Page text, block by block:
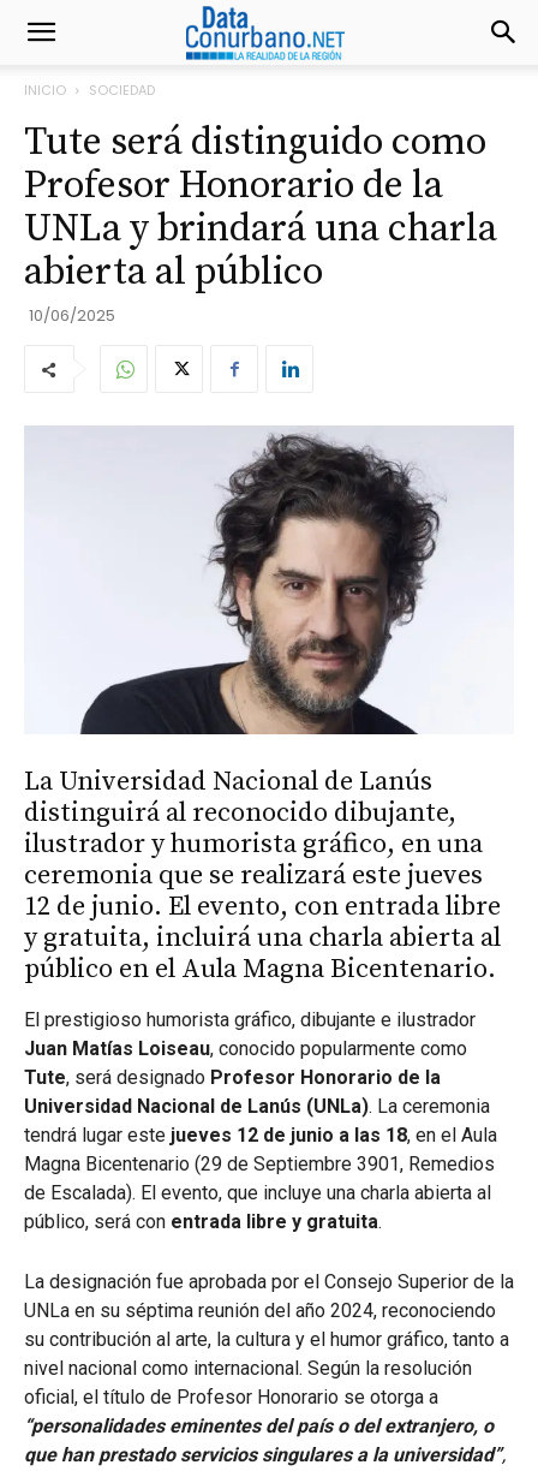
INICIO SOCIEDAD
Tute será distinguido como
Profesor Honorario de la
UNLa y brindará una charla
abierta al público
10/06/2025
La Universidad Nacional de Lanús
distinguirá al reconocido dibujante,
ilustrador y humorista gráfico, en una
ceremonia que se realizará este jueves
12 de junio. El evento, con entrada libre
y gratuita, incluirá una charla abierta al
público en el Aula Magna Bicentenario.
El prestigioso humorista gráfico, dibujante e ilustrador
Juan Matías Loiseau, conocido popularmente como
Tute, será designado Profesor Honorario de la
Universidad Nacional de Lanús (UNLa). La ceremonia
tendrá lugar este jueves 12 de junio a las 18, en el Aula
Magna Bicentenario (29 de Septiembre 3901, Remedios
de Escalada). El evento, que incluye una charla abierta al
público, será con entrada libre y gratuita.
La designación fue aprobada por el Consejo Superior de la
UNLa en su séptima reunión del año 2024, reconociendo
su contribución al arte, la cultura y el humor gráfico, tanto a
nivel nacional como internacional. Según la resolución
oficial, el título de Profesor Honorario se otorga a
“personalidades eminentes del país o del extranjero, o
que han prestado servicios singulares a la universidad”,